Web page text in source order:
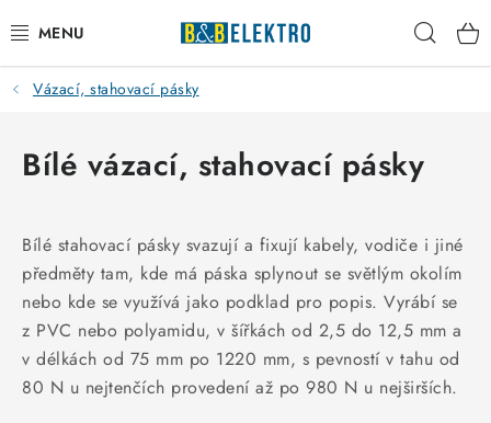
na
obsah
Reklamace / Vrácení zboží
Blog
VYTÁPĚNÍ
VYPÍNAČE
ELEKTROMATERIÁL
Vázací, stahovací pásky
Bílé vázací, stahovací pásky
Bílé stahovací pásky svazují a fixují kabely, vodiče i jiné
předměty tam, kde má páska splynout se světlým okolím
nebo kde se využívá jako podklad pro popis. Vyrábí se
z PVC nebo polyamidu, v šířkách od 2,5 do 12,5 mm a
v délkách od 75 mm po 1220 mm, s pevností v tahu od
80 N u nejtenčích provedení až po 980 N u nejširších.